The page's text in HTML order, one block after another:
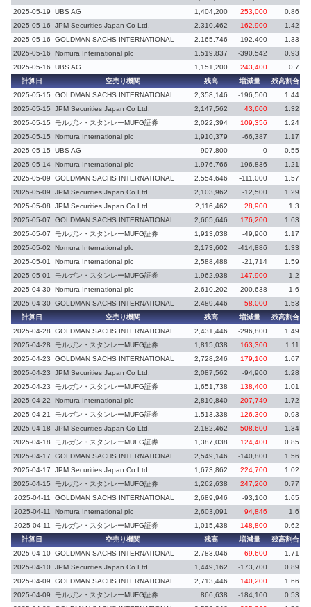
2025-05-19
UBS AG 1,404,200 253,000 0.86
2025-05-16
JPM Securities Japan Co Ltd. 2,310,462 162,900
1.42
2025-05-16
GOLDMAN SACHS INTERNATIONAL 2,165,746 -192,400 1.33
2025-05-16
Nomura International plc 1,519,837 -390,542 0.93
2025-05-16
UBS AG 1,151,200 243,400 0.7
計算日
空売り機関 残高 増減量 残高割合
2025-05-15
GOLDMAN SACHS INTERNATIONAL 2,358,146 -196,500 1.44
2025-05-15
JPM Securities Japan Co Ltd. 2,147,562 43,600 1.32
2025-05-15
モルガン・スタンレーMUFG証券 2,022,394 109,356 1.24
2025-05-15
Nomura International plc 1,910,379 -66,387 1.17
2025-05-15
UBS AG 907,800 0 0.55
2025-05-14 Nomura International plc 1,976,766 -196,836 1.21
2025-05-09
GOLDMAN SACHS INTERNATIONAL 2,554,646 -111,000 1.57
2025-05-09
JPM Securities Japan Co Ltd. 2,103,962 -12,500 1.29
2025-05-08
JPM Securities Japan Co Ltd. 2,116,462 28,900 1.3
2025-05-07
GOLDMAN SACHS INTERNATIONAL 2,665,646 176,200
1.63
2025-05-07
モルガン・スタンレーMUFG証券 1,913,038 -49,900 1.17
2025-05-02
Nomura International plc 2,173,602 -414,886 1.33
2025-05-01
Nomura International plc 2,588,488 -21,714 1.59
2025-05-01
モルガン・スタンレーMUFG証券 1,962,938 147,900 1.2
2025-04-30 Nomura International plc 2,610,202 -200,638 1.6
2025-04-30 GOLDMAN SACHS INTERNATIONAL 2,489,446 58,000 1.53
計算日
空売り機関 残高 増減量 残高割合
2025-04-28
GOLDMAN SACHS INTERNATIONAL 2,431,446 -296,800 1.49
2025-04-28
モルガン・スタンレーMUFG証券 1,815,038 163,300
1.11
2025-04-23
GOLDMAN SACHS INTERNATIONAL 2,728,246 179,100 1.67
2025-04-23
JPM Securities Japan Co Ltd. 2,087,562 -94,900 1.28
2025-04-23
モルガン・スタンレーMUFG証券 1,651,738 138,400 1.01
2025-04-22
Nomura International plc 2,810,840 207,749 1.72
2025-04-21
モルガン・スタンレーMUFG証券 1,513,338 126,300 0.93
2025-04-18
JPM Securities Japan Co Ltd. 2,182,462 508,600 1.34
2025-04-18
モルガン・スタンレーMUFG証券 1,387,038 124,400 0.85
2025-04-17
GOLDMAN SACHS INTERNATIONAL 2,549,146 -140,800 1.56
2025-04-17
JPM Securities Japan Co Ltd. 1,673,862 224,700 1.02
2025-04-15
モルガン・スタンレーMUFG証券 1,262,638 247,200 0.77
2025-04-11
GOLDMAN SACHS INTERNATIONAL 2,689,946 -93,100 1.65
2025-04-11
Nomura International plc 2,603,091 94,846 1.6
2025-04-11
モルガン・スタンレーMUFG証券 1,015,438 148,800 0.62
計算日
空売り機関 残高 増減量 残高割合
2025-04-10 GOLDMAN SACHS INTERNATIONAL 2,783,046 69,600 1.71
2025-04-10 JPM Securities Japan Co Ltd. 1,449,162 -173,700
0.89
2025-04-09
GOLDMAN SACHS INTERNATIONAL 2,713,446 140,200 1.66
2025-04-09
モルガン・スタンレーMUFG証券 866,638 -184,100 0.53